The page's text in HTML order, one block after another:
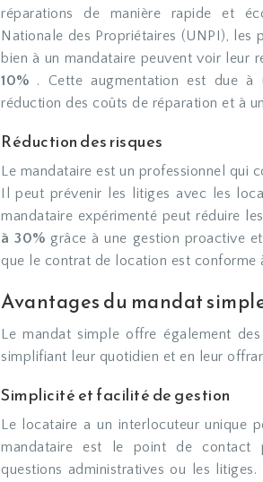
réparations de manière rapide et
Nationale des Propriétaires (UNPI),
bien à un mandataire peuvent voir leur
10% . Cette augmentation est due à
réduction des coûts de réparation et à
Réduction des risques
Le mandataire est un professionnel qui
Il peut prévenir les litiges avec les
mandataire expérimenté peut réduire
à 30% grâce à une gestion proactive
que le contrat de location est
Avantages du mandat
Le mandat simple offre également
simplifiant leur quotidien et en leur
Simplicité et facilité de gestion
Le locataire a un interlocuteur unique
mandataire est le point de contact
questions administratives ou les